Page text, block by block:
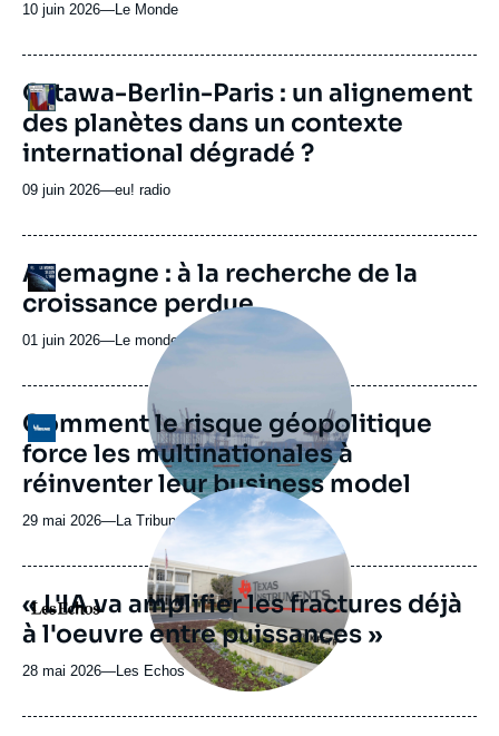
10 juin 2026—Nom
journal,
ou
émission
Le Monde
Logo
URL
de
Spotify
Ottawa-Berlin-Paris : un alignement
des planètes dans un contexte
international dégradé ?
09 juin 2026—Nom
journal,
ou
émission
eu! radio
Logo
URL
de
Spotify
Allemagne : à la recherche de la
croissance perdue
01 juin 2026—Nom
journal,
revue
ou
émission
Le monde selon l'Ifri
Logo
Image
principale
médiatique
Comment le risque géopolitique
force les multinationales à
réinventer leur business model
29 mai 2026—Nom
journal,
revue
ou
émission
La Tribune
Logo
Image
principale
médiatique
« L'IA va amplifier les fractures déjà
à l'oeuvre entre puissances »
28 mai 2026—Nom
journal,
Les Echos